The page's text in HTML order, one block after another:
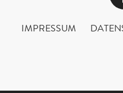
IMPRESSUM